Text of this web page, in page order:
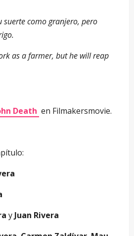
suerte como granjero, pero
as a farmer, but he will reap
Death en Filmakersmovie.
yJuan Rivera